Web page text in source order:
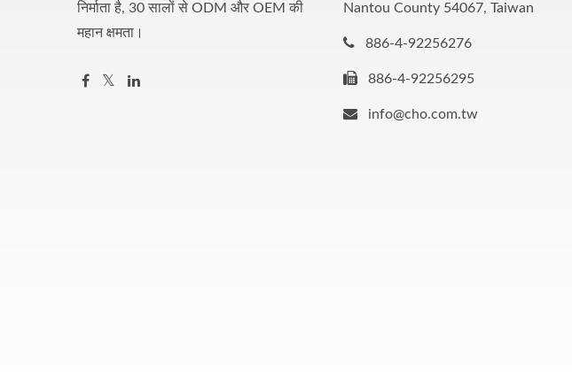
निर्माता है, 30 सालों से ODM और OEM की
महान क्षमता।
Nantou County 54067, Taiwan
886-4-92256276
886-4-92256295
info@cho.com.tw